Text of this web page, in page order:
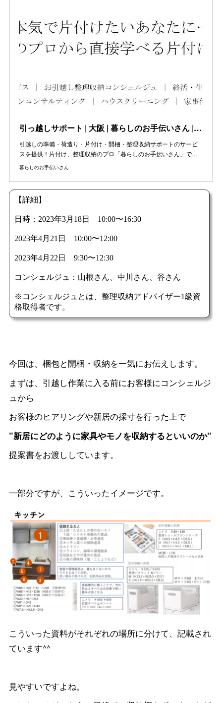
引っ越しサポート | 大阪 | 暮らしのお手伝いさん | 日本 | 整理収納
引越しの準備・荷造り・片付け・開梱・整理収納サポートのサービ
スを提供！片付け、整理収納のプロ「暮らしのお手伝いさん」で…
暮らしのお手伝いさん
今回は、梱包と開梱・収納を一気にお伝えします。
まずは、引越し作業に入る前にお客様にコンシェルジ
ュから
お客様のヒアリングや新居の採寸を行った上で
”新居にどのように家具やモノを収納するといいのか”
提案書をお渡ししています。
一部分ですが、こういったイメージです。
こういった資料がそれぞれの場所に分けて、記載され
ています^^
見やすいですよね。